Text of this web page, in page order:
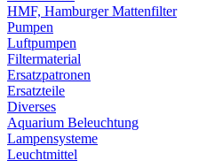
HMF, Hamburger Mattenfilter
Pumpen
Luftpumpen
Filtermaterial
Ersatzpatronen
Ersatzteile
Diverses
Aquarium Beleuchtung
Lampensysteme
Leuchtmittel